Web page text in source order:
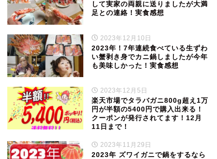
して実家の両親に送りましたが大満
足との連絡！実食感想
2023年12月10日
2023年！7年連続食べている生ずわ
い蟹剥き身でカニ鍋しましたが今年
も美味しかった！実食感想
2023年12月5日
楽天市場でタラバガニ800g超え1万
円が半額の5400円で購入出来る！
クーポンが発行されてます！12月
11日まで！
2023年11月29日
2023年 ズワイガニで鍋をするなら